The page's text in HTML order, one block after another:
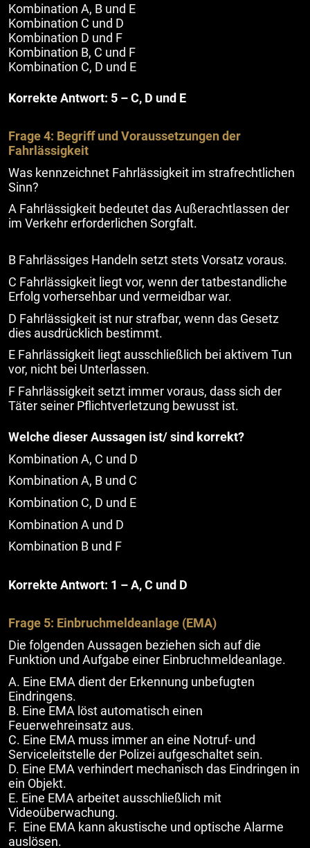
Kombination A, B und E
Kombination C und D
Kombination D und F
Kombination B, C und F
Kombination C, D und E
Korrekte Antwort: 5 – C, D und E
Frage 4: Begriff und Voraussetzungen der
Fahrlässigkeit
Was kennzeichnet Fahrlässigkeit im strafrechtlichen
Sinn?
A Fahrlässigkeit bedeutet das Außerachtlassen der
im Verkehr erforderlichen Sorgfalt.
B Fahrlässiges Handeln setzt stets Vorsatz voraus.
C Fahrlässigkeit liegt vor, wenn der tatbestandliche
Erfolg vorhersehbar und vermeidbar war.
D Fahrlässigkeit ist nur strafbar, wenn das Gesetz
dies ausdrücklich bestimmt.
E Fahrlässigkeit liegt ausschließlich bei aktivem Tun
vor, nicht bei Unterlassen.
F Fahrlässigkeit setzt immer voraus, dass sich der
Täter seiner Pflichtverletzung bewusst ist.
Welche dieser Aussagen ist/ sind korrekt?
Kombination A, C und D
Kombination A, B und C
Kombination C, D und E
Kombination A und D
Kombination B und F
Korrekte Antwort: 1 – A, C und D
Frage 5: Einbruchmeldeanlage (EMA)
Die folgenden Aussagen beziehen sich auf die
Funktion und Aufgabe einer Einbruchmeldeanlage.
A. Eine EMA dient der Erkennung unbefugten
Eindringens.
B. Eine EMA löst automatisch einen
Feuerwehreinsatz aus.
C. Eine EMA muss immer an eine Notruf- und
Serviceleitstelle der Polizei aufgeschaltet sein.
D. Eine EMA verhindert mechanisch das Eindringen in
ein Objekt.
E. Eine EMA arbeitet ausschließlich mit
Videoüberwachung.
F. Eine EMA kann akustische und optische Alarme
auslösen.